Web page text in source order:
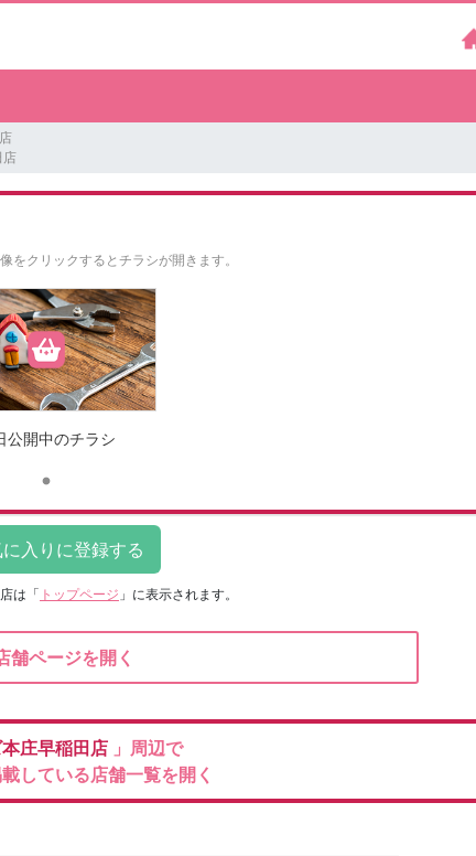
店
をクリックするとチラシが開きます。
公開中のチラシ
は 「 トップページ 」に表示されます。
舗ページを開く
庄早稲田店 」周辺で
している店舗一覧を開く